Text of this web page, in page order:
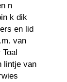
n
k dik
en lid
van
lintje van